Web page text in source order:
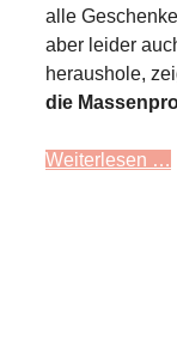
alle
aber leider
heraushole,
die
Weiterlesen …